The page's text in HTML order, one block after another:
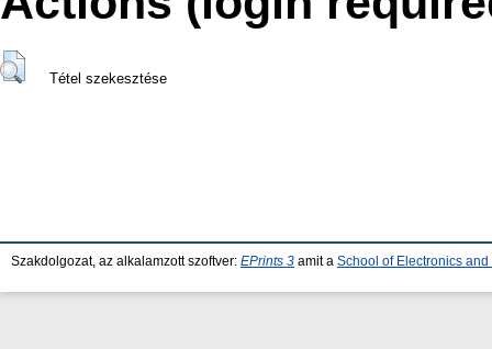
Tétel szekesztése
Szakdolgozat, az alkalamzott szoftver: EPrints 3 amit a School of Electronics